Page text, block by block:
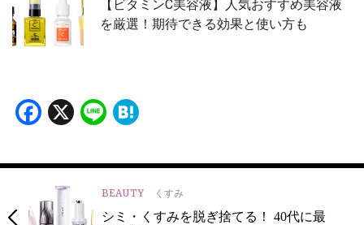
【ビタミンC美容液】人気おすすめ美容液
を厳選！期待できる効果と使い方も
Facebook
X Line
BEAUTY くすみ
シミ・くすみを脱ぎ捨てる！ 40代に最